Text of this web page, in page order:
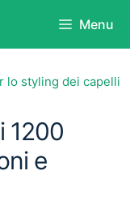
Menu
lo styling dei capelli
1200
e